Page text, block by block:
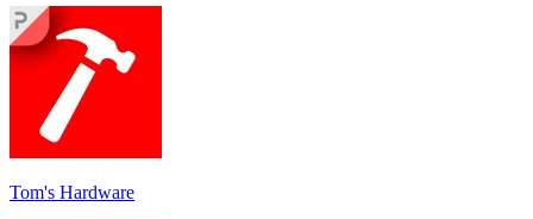
Tom's Hardware